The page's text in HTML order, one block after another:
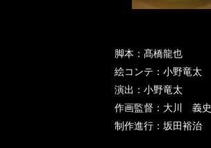
脚本：髙橋龍也
絵コンテ：小野竜太
演出：小野竜太
作画監督：大川 義史
制作進行：坂田裕治